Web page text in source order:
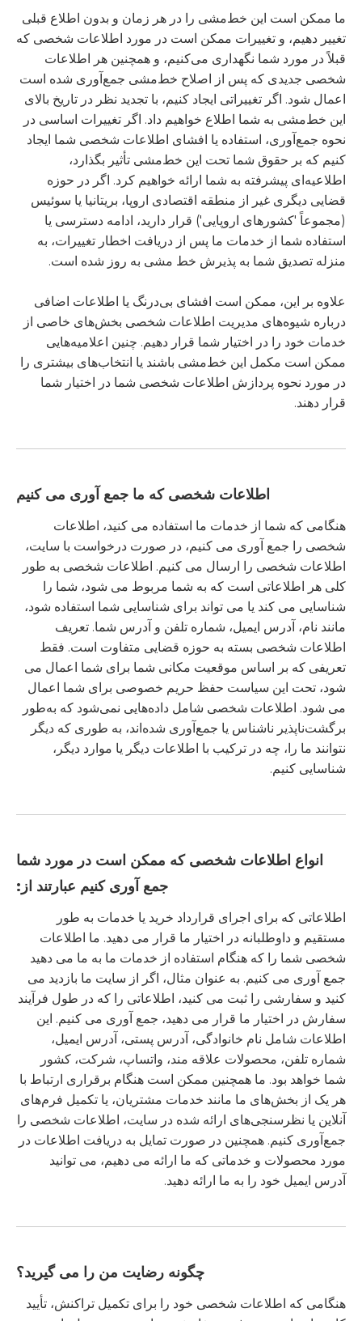
ما ممکن است این خط‌مشی را در هر زمان و بدون اطلاع قبلی
تغییر دهیم، و تغییرات ممکن است در مورد اطلاعات شخصی که
قبلاً در مورد شما نگهداری می‌کنیم، و همچنین هر اطلاعات
شخصی جدیدی که پس از اصلاح خط‌مشی جمع‌آوری شده است
اعمال شود. اگر تغییراتی ایجاد کنیم، با تجدید نظر در تاریخ بالای
این خط‌مشی به شما اطلاع خواهیم داد. اگر تغییرات اساسی در
نحوه جمع‌آوری، استفاده یا افشای اطلاعات شخصی شما ایجاد
کنیم که بر حقوق شما تحت این خط‌مشی تأثیر بگذارد،
اطلاعیه‌ای پیشرفته به شما ارائه خواهیم کرد. اگر در حوزه
قضایی دیگری غیر از منطقه اقتصادی اروپا، بریتانیا یا سوئیس
(مجموعاً 'کشورهای اروپایی') قرار دارید، ادامه دسترسی یا
استفاده شما از خدمات ما پس از دریافت اخطار تغییرات، به
منزله تصدیق شما به پذیرش خط مشی به روز شده است.
علاوه بر این، ممکن است افشای بی‌درنگ یا اطلاعات اضافی
درباره شیوه‌های مدیریت اطلاعات شخصی بخش‌های خاصی از
خدمات خود را در اختیار شما قرار دهیم. چنین اعلامیه‌هایی
ممکن است مکمل این خط‌مشی باشند یا انتخاب‌های بیشتری را
در مورد نحوه پردازش اطلاعات شخصی شما در اختیار شما
قرار دهند.
اطلاعات شخصی که ما جمع آوری می کنیم
هنگامی که شما از خدمات ما استفاده می کنید، اطلاعات
شخصی را جمع آوری می کنیم، در صورت درخواست با سایت،
اطلاعات شخصی را ارسال می کنیم. اطلاعات شخصی به طور
کلی هر اطلاعاتی است که به شما مربوط می شود، شما را
شناسایی می کند یا می تواند برای شناسایی شما استفاده شود،
مانند نام، آدرس ایمیل، شماره تلفن و آدرس شما. تعریف
اطلاعات شخصی بسته به حوزه قضایی متفاوت است. فقط
تعریفی که بر اساس موقعیت مکانی شما برای شما اعمال می
شود، تحت این سیاست حفظ حریم خصوصی برای شما اعمال
می شود. اطلاعات شخصی شامل داده‌هایی نمی‌شود که به‌طور
برگشت‌ناپذیر ناشناس یا جمع‌آوری شده‌اند، به طوری که دیگر
نتوانند ما را، چه در ترکیب با اطلاعات دیگر یا موارد دیگر،
شناسایی کنیم.
انواع اطلاعات شخصی که ممکن است در مورد شما
جمع آوری کنیم عبارتند از:
اطلاعاتی که برای اجرای قرارداد خرید یا خدمات به طور
مستقیم و داوطلبانه در اختیار ما قرار می دهید. ما اطلاعات
شخصی شما را که هنگام استفاده از خدمات ما به ما می دهید
جمع آوری می کنیم. به عنوان مثال، اگر از سایت ما بازدید می
کنید و سفارشی را ثبت می کنید، اطلاعاتی را که در طول فرآیند
سفارش در اختیار ما قرار می دهید، جمع آوری می کنیم. این
اطلاعات شامل نام خانوادگی، آدرس پستی، آدرس ایمیل،
شماره تلفن، محصولات علاقه مند، واتساپ، شرکت، کشور
شما خواهد بود. ما همچنین ممکن است هنگام برقراری ارتباط با
هر یک از بخش‌های ما مانند خدمات مشتریان، یا تکمیل فرم‌های
آنلاین یا نظرسنجی‌های ارائه شده در سایت، اطلاعات شخصی را
جمع‌آوری کنیم. همچنین در صورت تمایل به دریافت اطلاعات در
مورد محصولات و خدماتی که ما ارائه می دهیم، می توانید
آدرس ایمیل خود را به ما ارائه دهید.
چگونه رضایت من را می گیرید؟
هنگامی که اطلاعات شخصی خود را برای تکمیل تراکنش، تأیید